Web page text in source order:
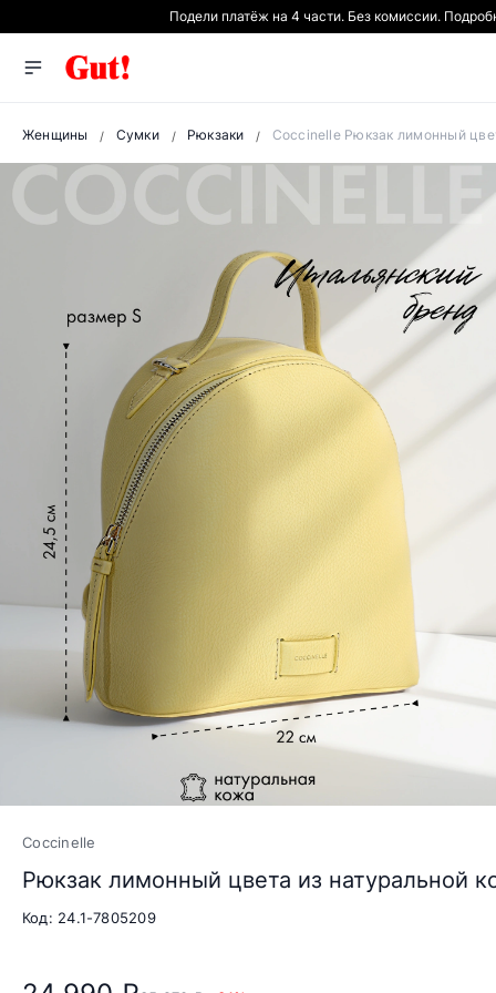
Подели платёж на 4 части. Без комиссии.
Женщины Сумки Рюкзаки Coccinelle Рюкзак лимонный
Coccinelle
Рюкзак лимонный цвета из натуральной
Код: 24.1-7805209